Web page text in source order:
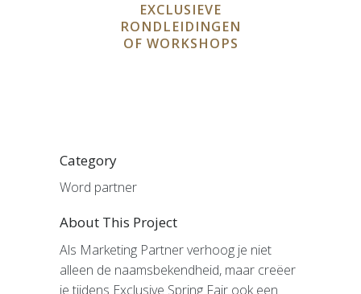
2026
Persservice
Pers aanvraagformulier
Deelname-informatie
EXCLUSIEVE
RONDLEIDINGEN
OF WORKSHOPS
Category
Word partner
About This Project
Als Marketing Partner verhoog je niet
alleen de naamsbekendheid, maar creëer
je tijdens Exclusive Spring Fair ook een